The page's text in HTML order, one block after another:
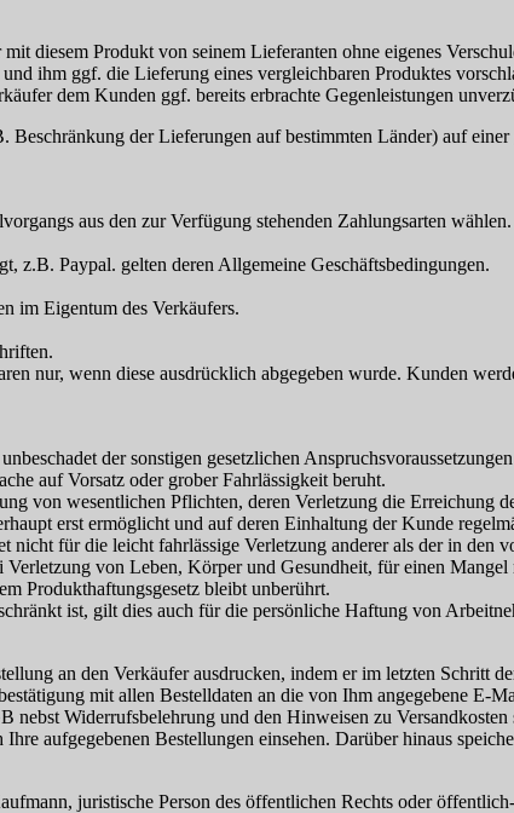
diesem Produkt von seinem Lieferanten ohne eigenes
ihm ggf. die Lieferung eines vergleichbaren Produktes
dem Kunden ggf. bereits erbrachte Gegenleistungen
der Lieferungen auf bestimmten Länder) auf
aus den zur Verfügung stehenden Zahlungsarten
z.B. Paypal. gelten deren Allgemeine Geschäftsbedingungen.
im Eigentum des Verkäufers.
nur, wenn diese ausdrücklich abgegeben wurde. Kunden
der sonstigen gesetzlichen
auf Vorsatz oder grober Fahrlässigkeit beruht.
von wesentlichen Pflichten, deren Verletzung die Erreichung
erst ermöglicht und auf deren Einhaltung der Kunde
nicht für die leicht fahrlässige Verletzung anderer als der in den
von Leben, Körper und Gesundheit, für einen
Produkthaftungsgesetz bleibt unberührt.
ist, gilt dies auch für die persönliche Haftung von
an den Verkäufer ausdrucken, indem er im letzten Schritt
mit allen Bestelldaten an die von Ihm angegebene E-
Widerrufsbelehrung und den Hinweisen zu
aufgegebenen Bestellungen einsehen. Darüber hinaus
juristische Person des öffentlichen Rechts oder